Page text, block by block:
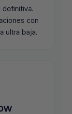
con
ultra baja.